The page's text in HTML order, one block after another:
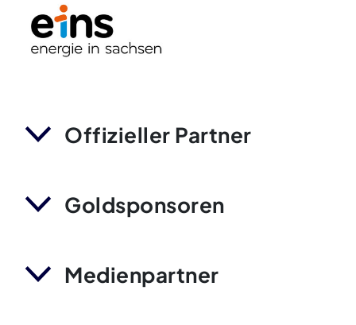
Offizieller Partner
Goldsponsoren
Medienpartner